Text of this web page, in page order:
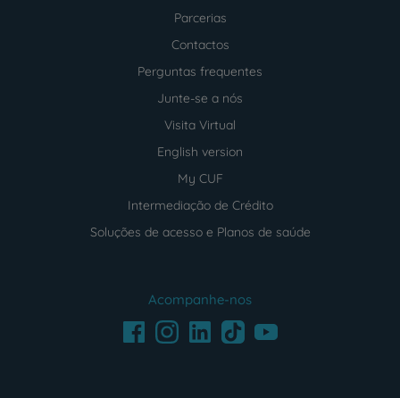
Parcerias
Contactos
Perguntas frequentes
Junte-se a nós
Visita Virtual
English version
My CUF
Intermediação de Crédito
Soluções de acesso e Planos de saúde
Acompanhe-nos
FacebookInstagramLinkedInTikTokYoutube